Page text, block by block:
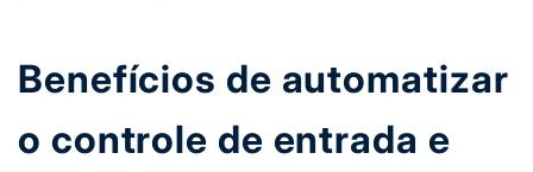
Benefícios de automatizar
o controle de entrada e